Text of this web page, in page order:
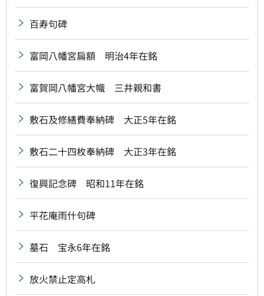
百寿句碑
富岡八幡宮扁額 明治4年在銘
富賀岡八幡宮大幟 三井親和書
敷石及修繕費奉納碑 大正5年在銘
敷石二十四枚奉納碑 大正3年在銘
復興記念碑 昭和11年在銘
平花庵雨什句碑
墓石 宝永6年在銘
放火禁止定高札